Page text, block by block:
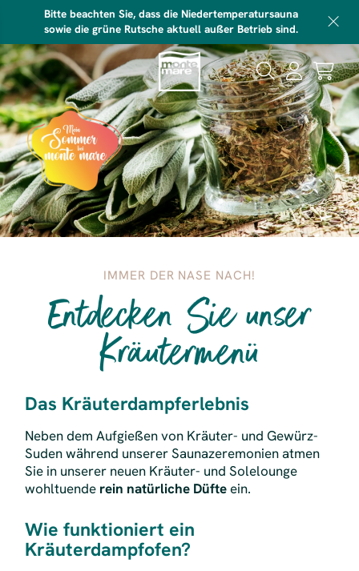
Bitte beachten Sie, dass die Niedertemperatursauna
sowie die grüne Rutsche aktuell außer Betrieb sind.
Entdecken Sie unser
Kräutermenü
IMMER DER NASE NACH!
Das Kräuterdampferlebnis
Neben dem Aufgießen von Kräuter- und Gewürz-
Suden während unserer Saunazeremonien atmen
Sie in unserer neuen Kräuter- und Solelounge
wohltuende rein natürliche Düfteein.
Wie funktioniert ein
Kräuterdampfofen?